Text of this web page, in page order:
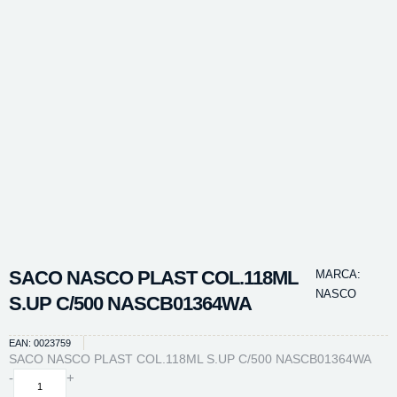
SACO NASCO PLAST COL.118ML
S.UP C/500 NASCB01364WA
MARCA:
NASCO
EAN: 0023759
SACO NASCO PLAST COL.118ML S.UP C/500 NASCB01364WA
-
SACO
+